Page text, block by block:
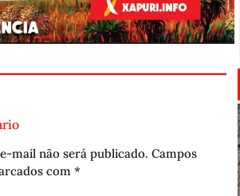
mail não será publicado. Campos
com *